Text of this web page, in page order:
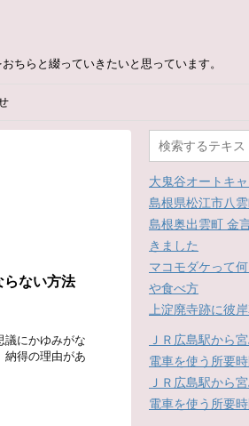
ちらと綴っていきたいと思っています。
ない方法
議にかゆみがな
納得の理由があ
大鬼谷オートキ
島根県松江市八
島根奥出雲町 金
きました
マコモダケって
や食べ方
上淀廃寺跡に彼
ＪＲ広島駅から
電車を使う所要
ＪＲ広島駅から
電車を使う所要